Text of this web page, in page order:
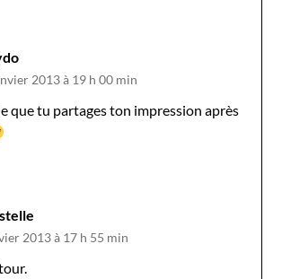
2013 à 19 h 00 min
que tu partages ton impression après
2013 à 17 h 55 min